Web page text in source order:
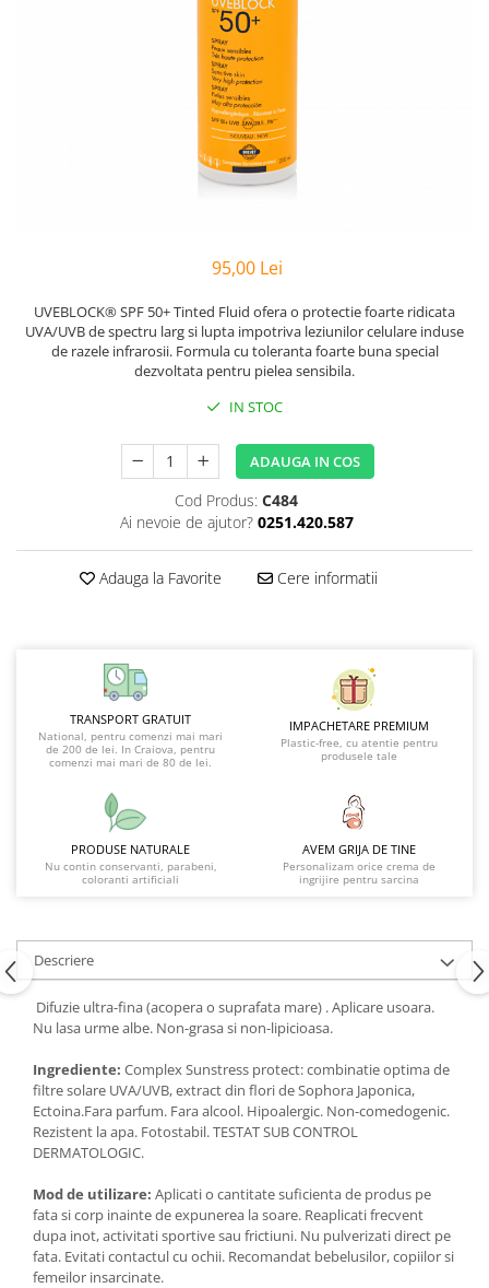
PREPARATE DERMATOLOGICE
Alte preparate dermatologice
Infectii urinare
PREPARATE PENTRU COPII
95,00 Lei
UVEBLOCK® SPF 50+ Tinted Fluid ofera o protectie foarte ridicata
UVA/UVB de spectru larg si lupta impotriva leziunilor celulare induse
de razele infrarosii. Formula cu toleranta foarte buna special
dezvoltata pentru pielea sensibila.
IN STOC
ADAUGA IN COS
Cod Produs: C484
Ai nevoie de ajutor? 0251.420.587
Adauga la Favorite Cere informatii
TRANSPORT GRATUIT
National, pentru comenzi mai mari
de 200 de lei. In Craiova, pentru
comenzi mai mari de 80 de lei.
IMPACHETARE PREMIUM
Plastic-free, cu atentie pentru
produsele tale
PRODUSE NATURALE
Nu contin conservanti, parabeni,
coloranti artificiali
AVEM GRIJA DE TINE
Personalizam orice crema de
ingrijire pentru sarcina
Descriere
Difuzie ultra-fina (acopera o suprafata mare) . Aplicare usoara.
Nu lasa urme albe. Non-grasa si non-lipicioasa.
Ingrediente: Complex Sunstress protect: combinatie optima de
filtre solare UVA/UVB, extract din flori de Sophora Japonica,
Ectoina.Fara parfum. Fara alcool. Hipoalergic. Non-comedogenic.
Rezistent la apa. Fotostabil. TESTAT SUB CONTROL
DERMATOLOGIC.
Mod de utilizare: Aplicati o cantitate suficienta de produs pe
fata si corp inainte de expunerea la soare. Reaplicati frecvent
dupa inot, activitati sportive sau frictiuni. Nu pulverizati direct pe
fata. Evitati contactul cu ochii. Recomandat bebelusilor, copiilor si
femeilor insarcinate.